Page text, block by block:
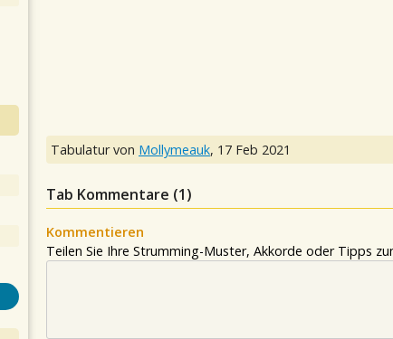
Tabulatur von Mollymeauk, 17 Feb 2021
Tab Kommentare (1)
Kommentieren
Teilen Sie Ihre Strumming-Muster, Akkorde oder Tipps